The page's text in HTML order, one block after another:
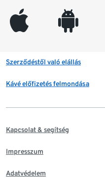
appleinc android
Szerződéstől való elállás
Kávé előfizetés felmondása
Kapcsolat & segítség
Impresszum
Adatvédelem